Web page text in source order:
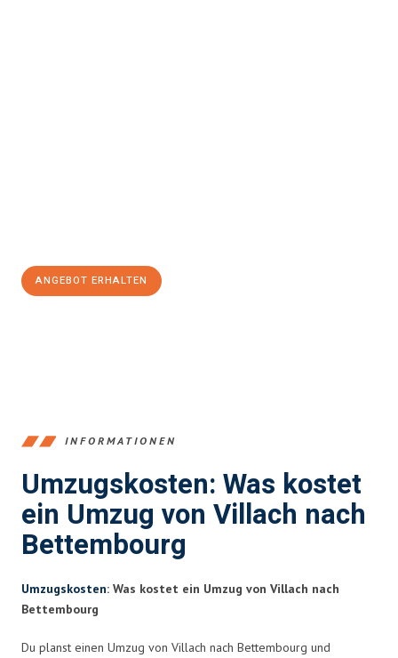
ANGEBOT ERHALTEN
INFORMATIONEN
Umzugskosten: Was kostet
ein Umzug von Villach nach
Bettembourg
Umzugskosten: Was kostet ein Umzug von Villach nach
Bettembourg
Du planst einen Umzug von Villach nach Bettembourg und